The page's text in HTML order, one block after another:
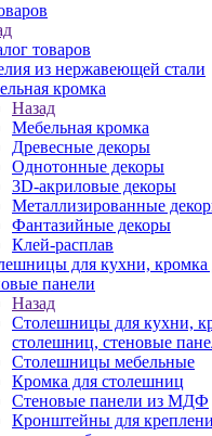
товаров
из нержавеющей стали
кромка
Назад
Мебельная кромка
Древесные декоры
Однотонные декоры
3D-акриловые декоры
Металлизированные
Фантазийные декоры
Клей-расплав
для кухни, кромка
панели
Назад
Столешницы для кухни,
столешниц, стеновые
Столешницы мебельные
Кромка для столешниц
Стеновые панели из МДФ
Кронштейны для